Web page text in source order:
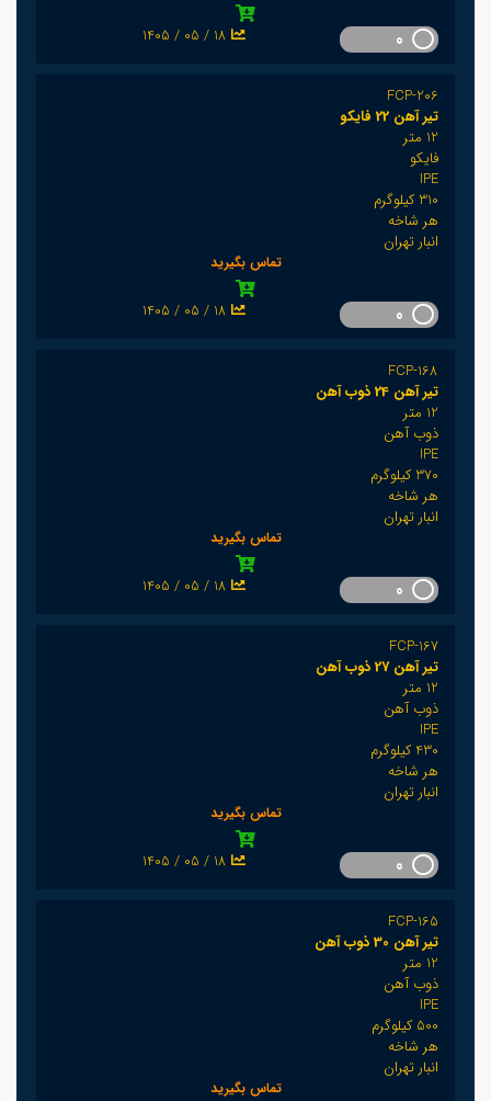
1405 / 05 / 18
FCP-206
تیر آهن 22 فایکو
12 متر
فایکو
IPE
310 کیلوگرم
هر شاخه
انبار تهران
تماس بگیرید
1405 / 05 / 18
FCP-168
تیر آهن 24 ذوب آهن
12 متر
ذوب آهن
IPE
370 کیلوگرم
هر شاخه
انبار تهران
تماس بگیرید
1405 / 05 / 18
FCP-167
تیر آهن 27 ذوب آهن
12 متر
ذوب آهن
IPE
430 کیلوگرم
هر شاخه
انبار تهران
تماس بگیرید
1405 / 05 / 18
FCP-165
تیر آهن 30 ذوب آهن
12 متر
ذوب آهن
IPE
500 کیلوگرم
هر شاخه
انبار تهران
تماس بگیرید